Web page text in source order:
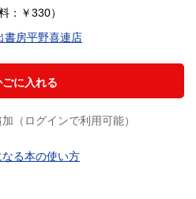
：￥330）
書房平野喜連店
ごに入れる
（ログインで利用可能）
なる本の使い方